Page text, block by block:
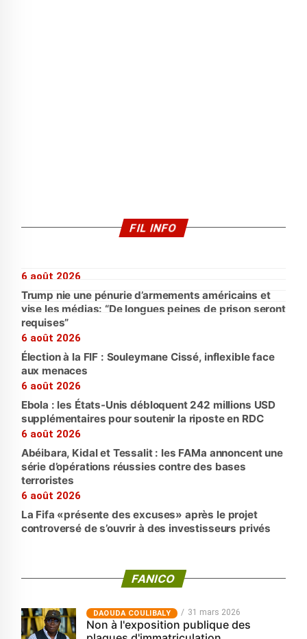
FIL INFO
6 août 2026
Trump nie une pénurie d’armements américains et
vise les médias: “De longues peines de prison seront
requises”
6 août 2026
Élection à la FIF : Souleymane Cissé, inflexible face
aux menaces
6 août 2026
Ebola : les États-Unis débloquent 242 millions USD
supplémentaires pour soutenir la riposte en RDC
6 août 2026
Abéibara, Kidal et Tessalit : les FAMa annoncent une
série d’opérations réussies contre des bases
terroristes
6 août 2026
La Fifa «présente des excuses» après le projet
controversé de s’ouvrir à des investisseurs privés
FANICO
‎DAOUDA COULIBALY 31 mars 2026
Non à l'exposition publique des